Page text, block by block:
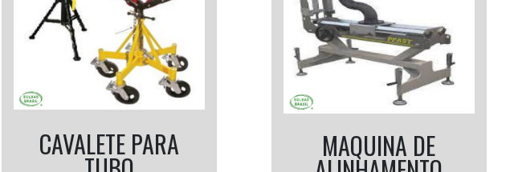
CAVALETE PARA MAQUINA DE